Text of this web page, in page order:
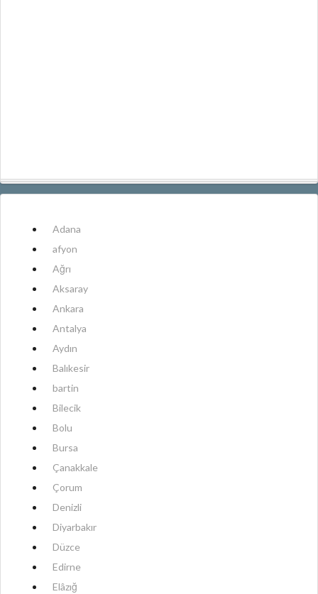
Adana
afyon
Ağrı
Aksaray
Ankara
Antalya
Aydın
Balıkesir
bartin
Bilecik
Bolu
Bursa
Çanakkale
Çorum
Denizli
Diyarbakır
Düzce
Edirne
Elâzığ